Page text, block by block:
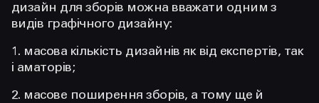
дизайн для зборів можна вважати одним з
видів графічного дизайну:
1. масова кількість дизайнів як від експертів, так
і аматорів;
2. масове поширення зборів, а тому ще й